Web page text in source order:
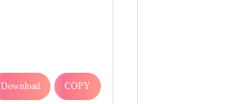
Download COPY